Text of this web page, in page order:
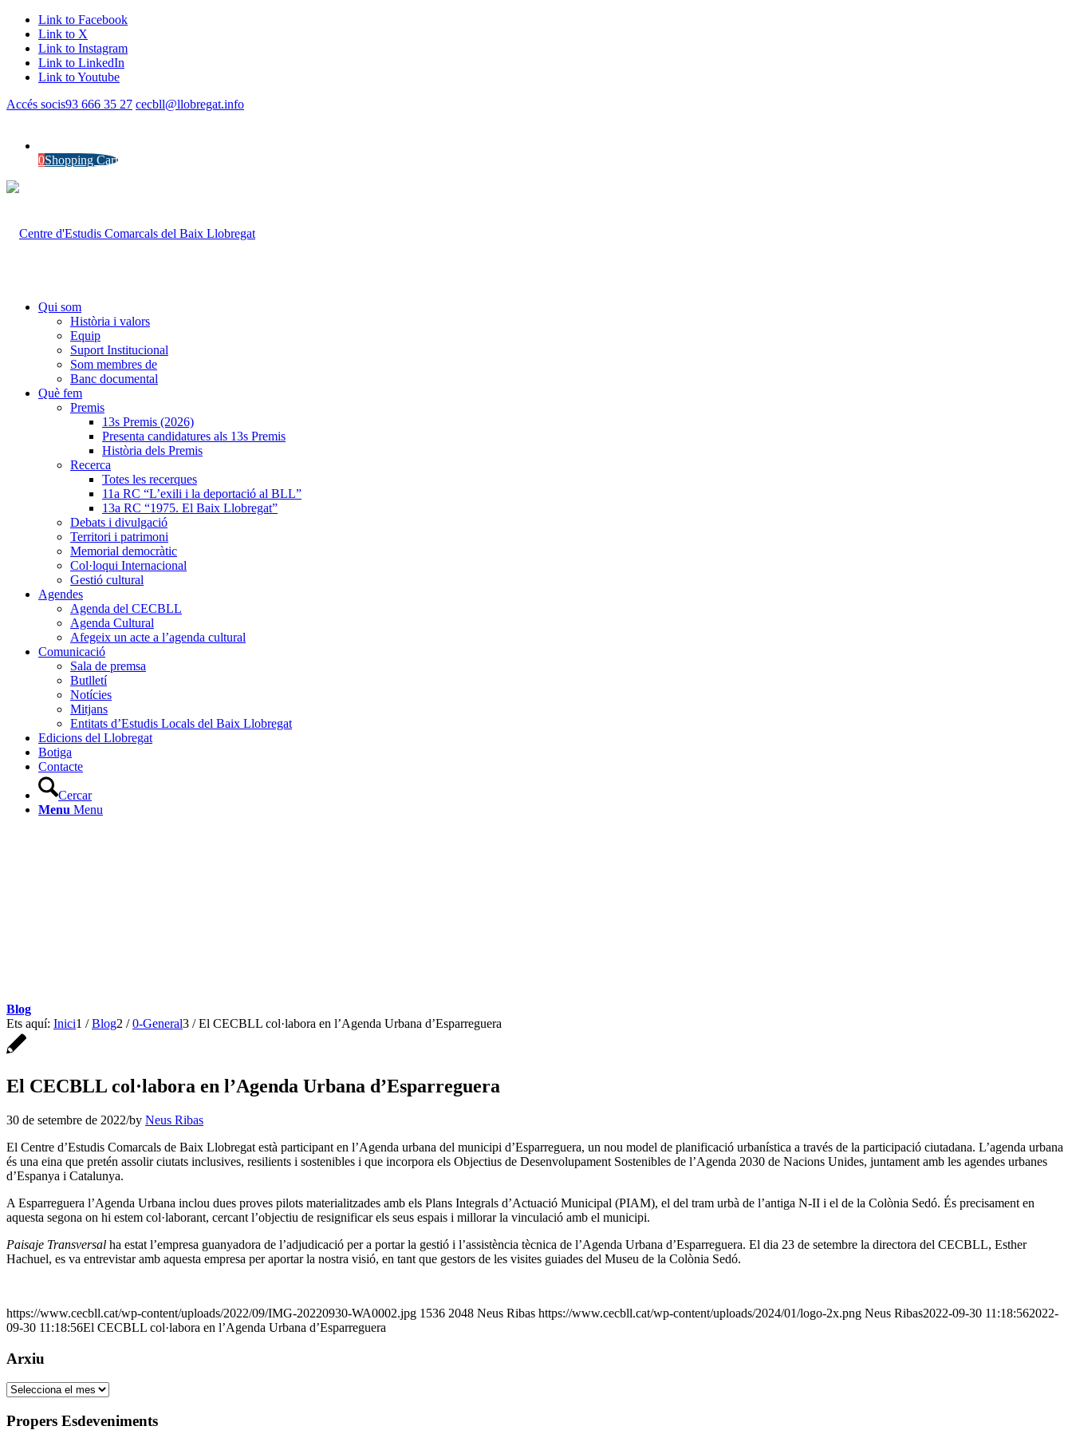
Link to Facebook
Link to X
Link to Instagram
Link to LinkedIn
Link to Youtube
Accés socis93 666 35 27 cecbll@llobregat.info
0Shopping Cart
Qui som
Història i valors
Equip
Suport Institucional
Som membres de
Banc documental
Què fem
Premis
13s Premis (2026)
Presenta candidatures als 13s Premis
Història dels Premis
Recerca
Totes les recerques
11a RC “L’exili i la deportació al BLL”
13a RC “1975. El Baix Llobregat”
Debats i divulgació
Territori i patrimoni
Memorial democràtic
Col·loqui Internacional
Gestió cultural
Agendes
Agenda del CECBLL
Agenda Cultural
Afegeix un acte a l’agenda cultural
Comunicació
Sala de premsa
Butlletí
Notícies
Mitjans
Entitats d’Estudis Locals del Baix Llobregat
Edicions del Llobregat
Botiga
Contacte
Cercar
Menu Menu
Blog
Ets aquí: Inici1 / Blog2 / 0-General3 / El CECBLL col·labora en l’Agenda Urbana d’Esparreguera
El CECBLL col·labora en l’Agenda Urbana d’Esparreguera
30 de setembre de 2022/by Neus Ribas
El Centre d’Estudis Comarcals de Baix Llobregat està participant en l’Agenda urbana del municipi d’Esparreguera, un nou model de planificació urbanística a través de la participació ciutadana. L’agenda urbana
és una eina que pretén assolir ciutats inclusives, resilients i sostenibles i que incorpora els Objectius de Desenvolupament Sostenibles de l’Agenda 2030 de Nacions Unides, juntament amb les agendes urbanes
d’Espanya i Catalunya.
A Esparreguera l’Agenda Urbana inclou dues proves pilots materialitzades amb els Plans Integrals d’Actuació Municipal (PIAM), el del tram urbà de l’antiga N-II i el de la Colònia Sedó. És precisament en
aquesta segona on hi estem col·laborant, cercant l’objectiu de resignificar els seus espais i millorar la vinculació amb el municipi.
Paisaje Transversal ha estat l’empresa guanyadora de l’adjudicació per a portar la gestió i l’assistència tècnica de l’Agenda Urbana d’Esparreguera. El dia 23 de setembre la directora del CECBLL, Esther
Hachuel, es va entrevistar amb aquesta empresa per aportar la nostra visió, en tant que gestors de les visites guiades del Museu de la Colònia Sedó.
https://www.cecbll.cat/wp-content/uploads/2022/09/IMG-20220930-WA0002.jpg 1536 2048 Neus Ribas https://www.cecbll.cat/wp-content/uploads/2024/01/logo-2x.png Neus Ribas2022-09-30 11:18:562022-
09-30 11:18:56El CECBLL col·labora en l’Agenda Urbana d’Esparreguera
Arxiu
Arxiu
Propers Esdeveniments